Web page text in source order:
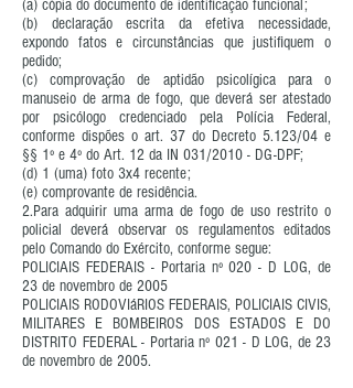
(a) cópia do documento de identificação funcional;
(b) declaração escrita da efetiva necessidade,
expondo fatos e circunstâncias que justifiquem o
pedido;
(c) comprovação de aptidão psicolígica para o
manuseio de arma de fogo, que deverá ser atestado
por psicólogo credenciado pela Polícia Federal,
conforme dispões o art. 37 do Decreto 5.123/04 e
§§ 1º e 4º do Art. 12 da IN 031/2010 - DG-DPF;
(d) 1 (uma) foto 3x4 recente;
(e) comprovante de residência.
2.Para adquirir uma arma de fogo de uso restrito o
policial deverá observar os regulamentos editados
pelo Comando do Exército, conforme segue:
POLICIAIS FEDERAIS - Portaria nº 020 - D LOG, de
23 de novembro de 2005
POLICIAIS RODOVIáRIOS FEDERAIS, POLICIAIS CIVIS,
MILITARES E BOMBEIROS DOS ESTADOS E DO
DISTRITO FEDERAL - Portaria nº 021 - D LOG, de 23
de novembro de 2005.